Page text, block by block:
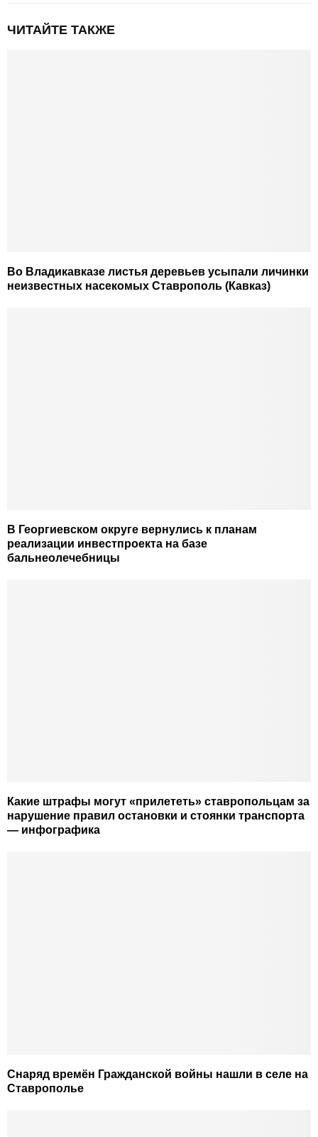
ЧИТАЙТЕ ТАКЖЕ
Во Владикавказе листья деревьев усыпали личинки
неизвестных насекомых Ставрополь (Кавказ)
В Георгиевском округе вернулись к планам
реализации инвестпроекта на базе
бальнеолечебницы
Какие штрафы могут «прилететь» ставропольцам за
нарушение правил остановки и стоянки транспорта
— инфографика
Снаряд времён Гражданской войны нашли в селе на
Ставрополье